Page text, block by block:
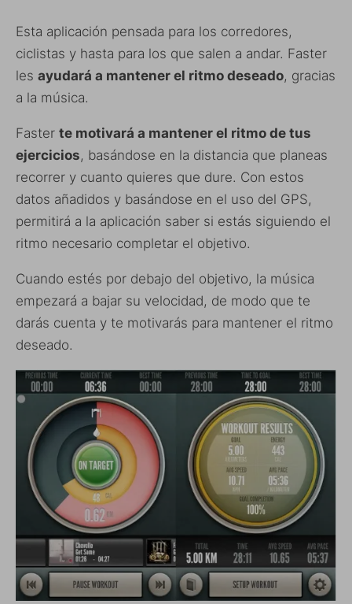
Esta aplicación pensada para los corredores,
ciclistas y hasta para los que salen a andar. Faster
les ayudará a mantener el ritmo deseado, gracias
a la música.
Faster te motivará a mantener el ritmo de tus
ejercicios, basándose en la distancia que planeas
recorrer y cuanto quieres que dure. Con estos
datos añadidos y basándose en el uso del GPS,
permitirá a la aplicación saber si estás siguiendo el
ritmo necesario completar el objetivo.
Cuando estés por debajo del objetivo, la música
empezará a bajar su velocidad, de modo que te
darás cuenta y te motivarás para mantener el ritmo
deseado.